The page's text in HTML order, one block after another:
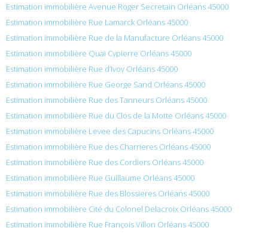
Estimation immobilière Avenue Roger Secretain Orléans 45000
Estimation immobilière Rue Lamarck Orléans 45000
Estimation immobilière Rue de la Manufacture Orléans 45000
Estimation immobilière Quai Cypierre Orléans 45000
Estimation immobilière Rue d’Ivoy Orléans 45000
Estimation immobilière Rue George Sand Orléans 45000
Estimation immobilière Rue des Tanneurs Orléans 45000
Estimation immobilière Rue du Clos de la Motte Orléans 45000
Estimation immobilière Levee des Capucins Orléans 45000
Estimation immobilière Rue des Charrieres Orléans 45000
Estimation immobilière Rue des Cordiers Orléans 45000
Estimation immobilière Rue Guillaume Orléans 45000
Estimation immobilière Rue des Blossieres Orléans 45000
Estimation immobilière Cité du Colonel Delacroix Orléans 45000
Estimation immobilière Rue François Villon Orléans 45000